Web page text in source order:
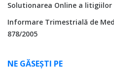
Solutionarea Online a litigiilor
Informare Trimestrială de
878/2005
NE GĂSEȘTI PE